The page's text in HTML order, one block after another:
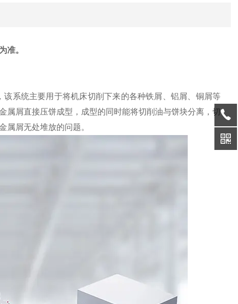
准。
系统主要用于将机床切削下来的各种铁屑、铝屑、铜屑等
屑直接压饼成型，成型的同时能将切削油与饼块分离，切
属屑无处堆放的问题。